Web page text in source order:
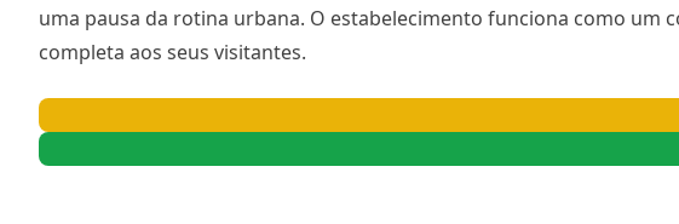
uma pausa da rotina urbana. O estabelecimento funciona como
completa aos seus visitantes.